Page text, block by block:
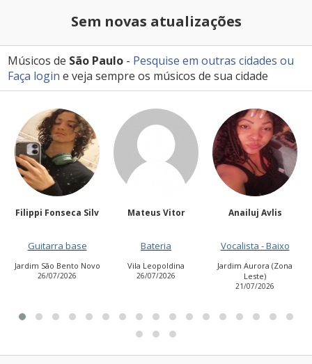
Sem novas atualizações
Músicos de São Paulo - Pesquise em outras cidades ou
Faça login e veja sempre os músicos de sua cidade
Filippi Fonseca Silv
Guitarra base
Jardim São Bento Novo
26/07/2026
Mateus Vitor
Bateria
Vila Leopoldina
26/07/2026
Anailuj Avlis
Vocalista - Baixo
Jardim Aurora (Zona
Leste)
21/07/2026